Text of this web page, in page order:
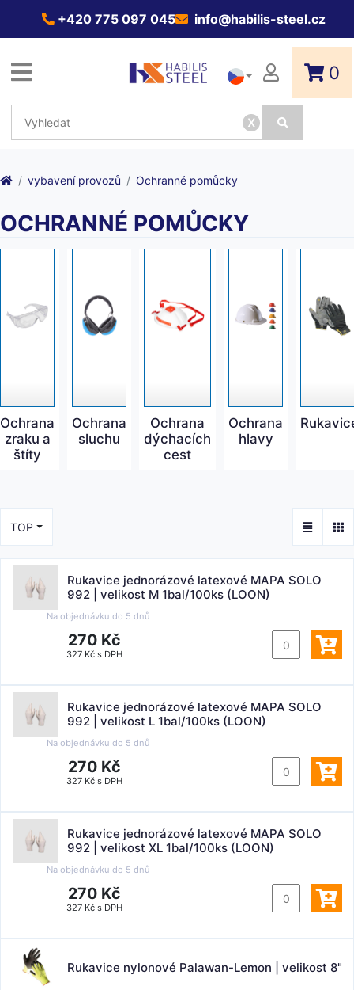
+420 775 097 045 info@habilis-steel.cz
x
0
vybavení provozů Ochranné pomůcky
OCHRANNÉ POMŮCKY
Ochrana
zraku a
štíty
Ochrana
sluchu
Ochrana
dýchacích
cest
Ochrana
hlavy
TOP
Rukavice jednorázové latexové MAPA SOLO
992 | velikost M 1bal/100ks (LOON)
Na objednávku do 5 dnů
270 Kč
327 Kč s DPH
Rukavice jednorázové latexové MAPA SOLO
992 | velikost L 1bal/100ks (LOON)
Na objednávku do 5 dnů
270 Kč
327 Kč s DPH
Rukavice jednorázové latexové MAPA SOLO
992 | velikost XL 1bal/100ks (LOON)
Na objednávku do 5 dnů
270 Kč
327 Kč s DPH
Rukavice nylonové Palawan-Lemon | velikost 8"